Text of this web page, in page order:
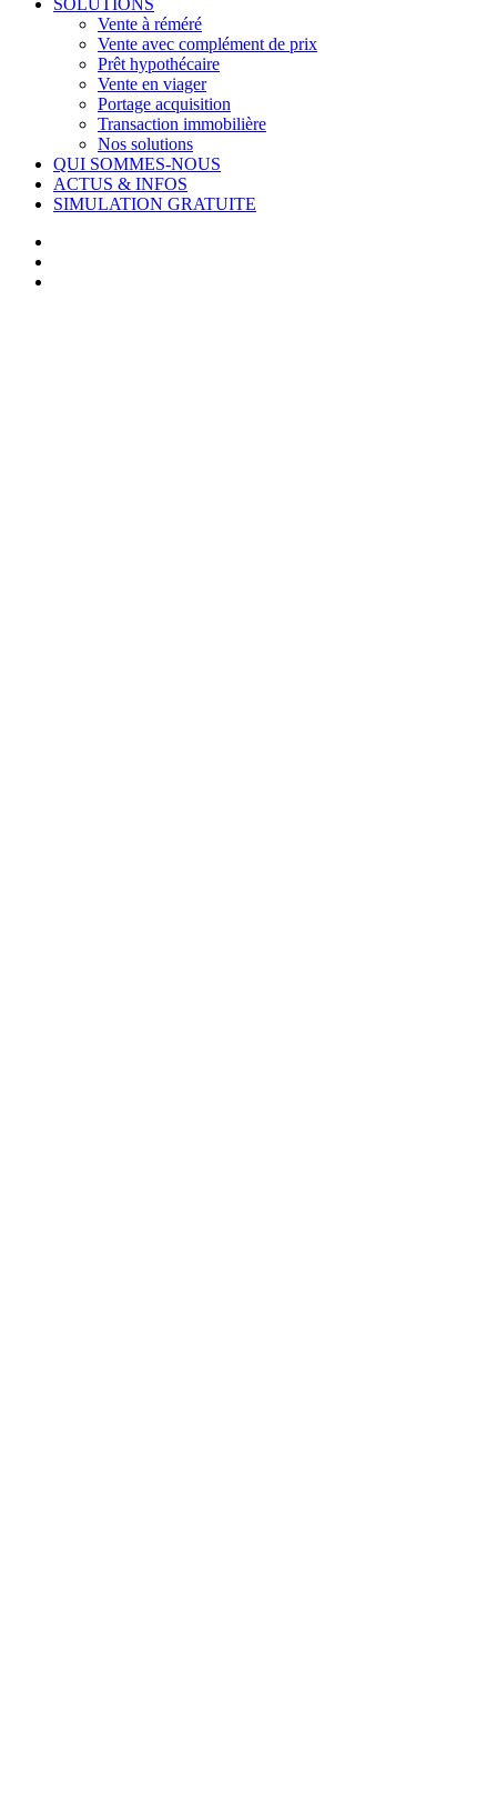
Vente à réméré
Vente avec complément de prix
Prêt hypothécaire
Vente en viager
Portage acquisition
Transaction immobilière
Nos solutions
QUI SOMMES-NOUS
ACTUS & INFOS
SIMULATION GRATUITE